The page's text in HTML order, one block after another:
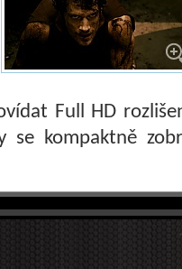
Full HD
kompaktně